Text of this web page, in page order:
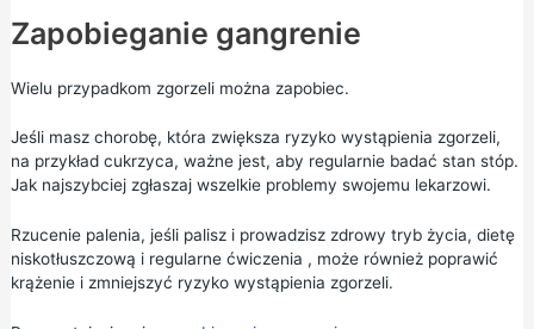
Zapobieganie gangrenie
Wielu przypadkom zgorzeli można zapobiec.
Jeśli masz chorobę, która zwiększa ryzyko wystąpienia zgorzeli,
na przykład cukrzyca, ważne jest, aby regularnie badać stan stóp.
Jak najszybciej zgłaszaj wszelkie problemy swojemu lekarzowi.
Rzucenie palenia, jeśli palisz i prowadzisz zdrowy tryb życia, dietę
niskotłuszczową i regularne ćwiczenia , może również poprawić
krążenie i zmniejszyć ryzyko wystąpienia zgorzeli.